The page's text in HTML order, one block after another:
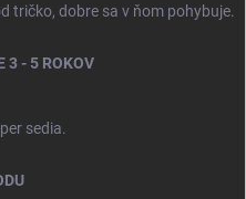
tričko, dobre sa v ňom pohybuje.
3 - 5 ROKOV
sedia.